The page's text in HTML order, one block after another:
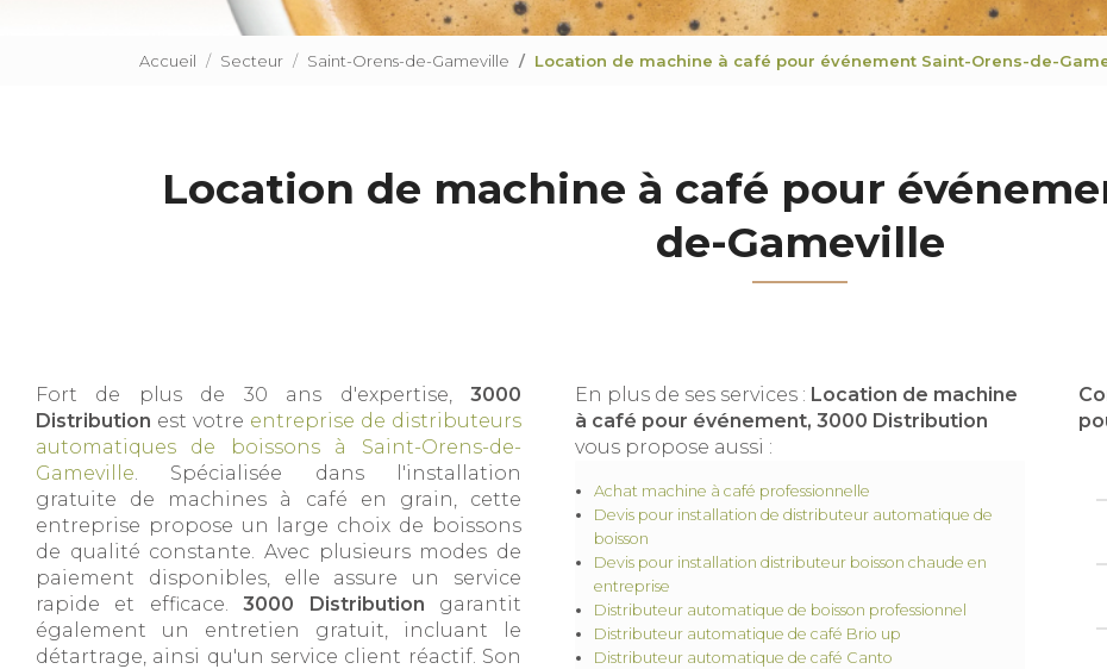
Accueil Secteur Saint-Orens-de-Gameville Location de machine à café pour événement Saint-Orens-de-
Location de machine à café pour
de-Gameville
Fort de plus de 30 ans d'expertise, 3000
Distribution est votre entreprise de distributeurs
automatiques de boissons à Saint-Orens-de-
Gameville. Spécialisée dans l'installation
gratuite de machines à café en grain, cette
entreprise propose un large choix de boissons
de qualité constante. Avec plusieurs modes de
paiement disponibles, elle assure un service
rapide et efficace.3000 Distribution garantit
également un entretien gratuit, incluant le
détartrage, ainsi qu'un service client réactif. Son
En plus de ses services : Location de machine
à café pour événement, 3000 Distribution
vous propose aussi :
Achat machine à café professionnelle
Devis pour installation de distributeur automatique de
boisson
Devis pour installation distributeur boisson chaude en
entreprise
Distributeur automatique de boisson professionnel
Distributeur automatique de café Brio up
Distributeur automatique de café Canto